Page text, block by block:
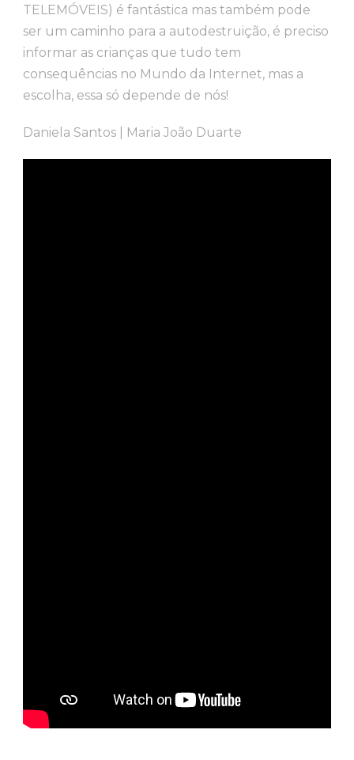
TELEMÓVEIS) é fantástica mas também pode
ser um caminho para a autodestruição, é preciso
informar as crianças que tudo tem
consequências no Mundo da Internet, mas a
escolha, essa só depende de nós!
Daniela Santos | Maria João Duarte